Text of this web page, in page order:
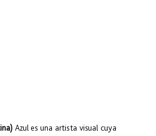
Azul es una artista visual cuya